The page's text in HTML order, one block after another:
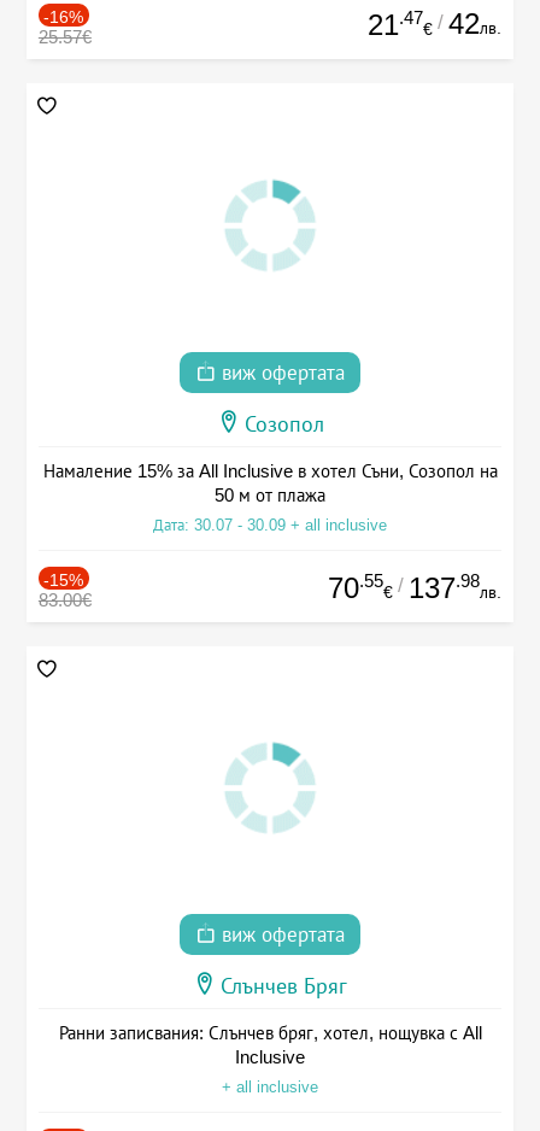
-16%
25.57€ 21.47
€ / 42лв.
виж офертата
Созопол
Намаление 15% за All Inclusive в хотел Съни, Созопол на
50 м от плажа
Дата: 30.07 - 30.09 + all inclusive
-15%
83.00€ 70.55
€ / 137.98
лв.
виж офертата
Слънчев Бряг
Ранни записвания: Слънчев бряг, хотел, нощувка с All
Inclusive
+ all inclusive